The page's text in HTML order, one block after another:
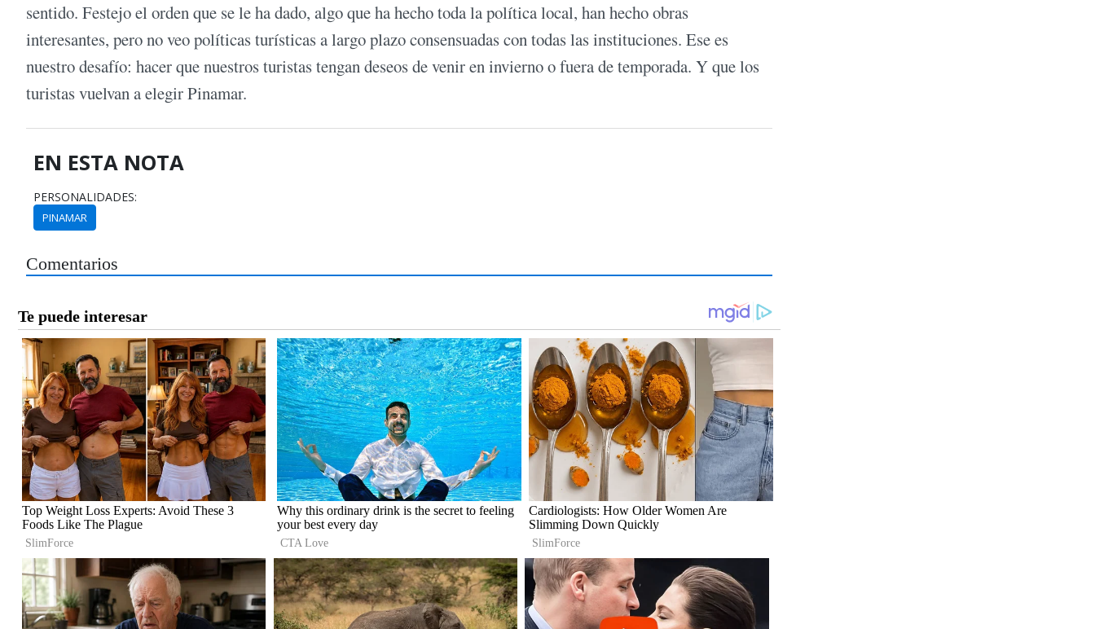
sentido. Festejo el orden que se le ha dado, algo que ha hecho toda la política local, han hecho obras
interesantes, pero no veo políticas turísticas a largo plazo consensuadas con todas las instituciones. Ese es
nuestro desafío: hacer que nuestros turistas tengan deseos de venir en invierno o fuera de temporada. Y que los
turistas vuelvan a elegir Pinamar.
EN ESTA NOTA
PERSONALIDADES:
PINAMAR
Comentarios